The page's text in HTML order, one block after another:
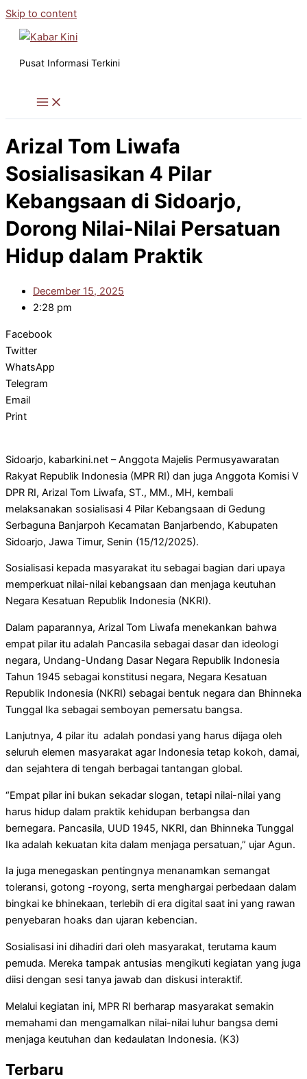
Skip to content
Pusat Informasi Terkini
Arizal Tom Liwafa
Sosialisasikan 4 Pilar
Kebangsaan di Sidoarjo,
Dorong Nilai-Nilai Persatuan
Hidup dalam Praktik
December 15, 2025
2:28 pm
Facebook
Twitter
WhatsApp
Telegram
Email
Print
Sidoarjo, kabarkini.net – Anggota Majelis Permusyawaratan
Rakyat Republik Indonesia (MPR RI) dan juga Anggota Komisi V
DPR RI, Arizal Tom Liwafa, ST., MM., MH, kembali
melaksanakan sosialisasi 4 Pilar Kebangsaan di Gedung
Serbaguna Banjarpoh Kecamatan Banjarbendo, Kabupaten
Sidoarjo, Jawa Timur, Senin (15/12/2025).
Sosialisasi kepada masyarakat itu sebagai bagian dari upaya
memperkuat nilai-nilai kebangsaan dan menjaga keutuhan
Negara Kesatuan Republik Indonesia (NKRI).
Dalam paparannya, Arizal Tom Liwafa menekankan bahwa
empat pilar itu adalah Pancasila sebagai dasar dan ideologi
negara, Undang-Undang Dasar Negara Republik Indonesia
Tahun 1945 sebagai konstitusi negara, Negara Kesatuan
Republik Indonesia (NKRI) sebagai bentuk negara dan Bhinneka
Tunggal Ika sebagai semboyan pemersatu bangsa.
Lanjutnya, 4 pilar itu adalah pondasi yang harus dijaga oleh
seluruh elemen masyarakat agar Indonesia tetap kokoh, damai,
dan sejahtera di tengah berbagai tantangan global.
“Empat pilar ini bukan sekadar slogan, tetapi nilai-nilai yang
harus hidup dalam praktik kehidupan berbangsa dan
bernegara. Pancasila, UUD 1945, NKRI, dan Bhinneka Tunggal
Ika adalah kekuatan kita dalam menjaga persatuan,” ujar Agun.
Ia juga menegaskan pentingnya menanamkan semangat
toleransi, gotong -royong, serta menghargai perbedaan dalam
bingkai ke bhinekaan, terlebih di era digital saat ini yang rawan
penyebaran hoaks dan ujaran kebencian.
Sosialisasi ini dihadiri dari oleh masyarakat, terutama kaum
pemuda. Mereka tampak antusias mengikuti kegiatan yang juga
diisi dengan sesi tanya jawab dan diskusi interaktif.
Melalui kegiatan ini, MPR RI berharap masyarakat semakin
memahami dan mengamalkan nilai-nilai luhur bangsa demi
menjaga keutuhan dan kedaulatan Indonesia. (K3)
Terbaru